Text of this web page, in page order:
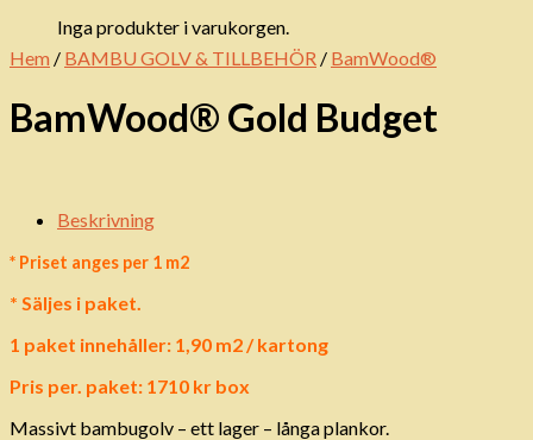
Inga produkter i varukorgen.
Hem / BAMBU GOLV & TILLBEHÖR / BamWood®
BamWood® Gold Budget
Beskrivning
* Priset anges per 1 m2
* Säljes i paket.
1 paket innehåller: 1,90 m2 / kartong
Pris per. paket: 1710 kr box
Massivt bambugolv – ett lager – långa plankor.